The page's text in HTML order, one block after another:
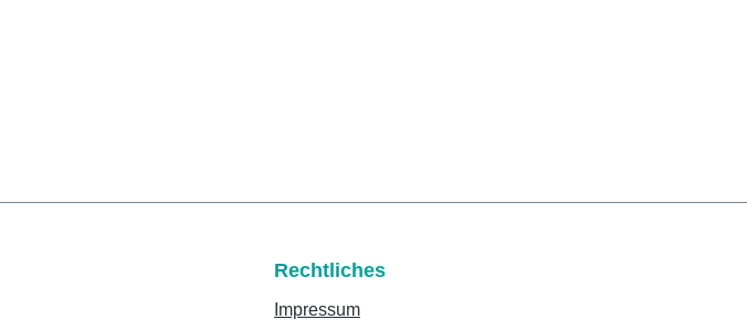
Rechtliches
Impressum